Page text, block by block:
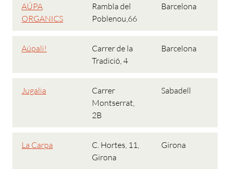
AÚPA
ORGANICS
Rambla del
Poblenou,66
Barcelona
Aúpali!
Carrer de la
Tradició, 4
Barcelona
Jugalia
Carrer
Montserrat,
2B
Sabadell
La Carpa
C. Hortes, 11,
Girona
Girona